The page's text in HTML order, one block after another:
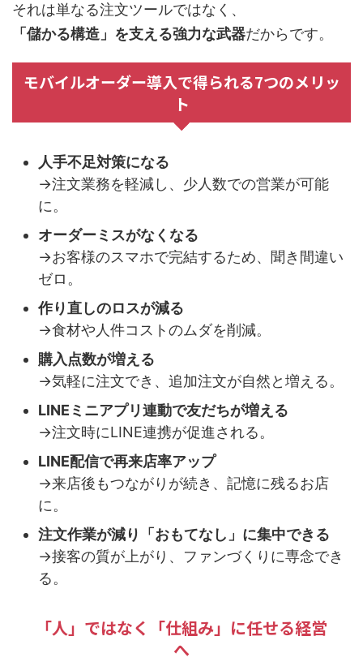
それは単なる注文ツールではなく、
「儲かる構造」を支える強力な武器だからです。
モバイルオーダー導入で得られる7つのメリッ
ト
人手不足対策になる
→注文業務を軽減し、少人数での営業が可能
に。
オーダーミスがなくなる
→お客様のスマホで完結するため、聞き間違い
ゼロ。
作り直しのロスが減る
→食材や人件コストのムダを削減。
購入点数が増える
→気軽に注文でき、追加注文が自然と増える。
LINEミニアプリ連動で友だちが増える
→注文時にLINE連携が促進される。
LINE配信で再来店率アップ
→来店後もつながりが続き、記憶に残るお店
に。
注文作業が減り「おもてなし」に集中できる
→接客の質が上がり、ファンづくりに専念でき
る。
「人」ではなく「仕組み」に任せる経営
へ